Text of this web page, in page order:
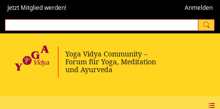
Jetzt Mitglied werden! Anmelden